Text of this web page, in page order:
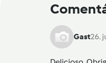
Gast26.